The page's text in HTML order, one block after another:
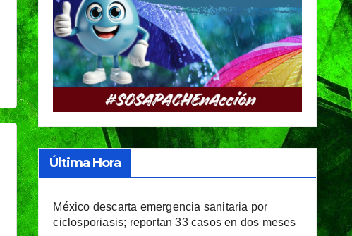
Última Hora
México descarta emergencia sanitaria por
ciclosporiasis; reportan 33 casos en dos meses